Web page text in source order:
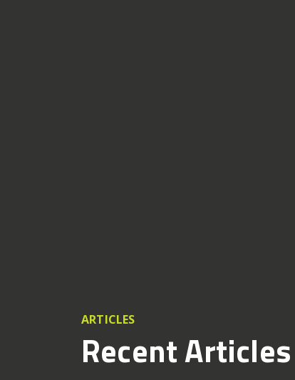
ARTICLES
Recent Articles